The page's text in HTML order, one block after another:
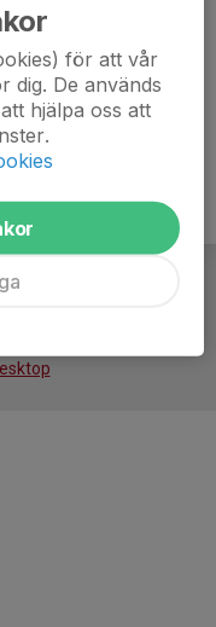
för att vår
dig. De används
hjälpa oss att